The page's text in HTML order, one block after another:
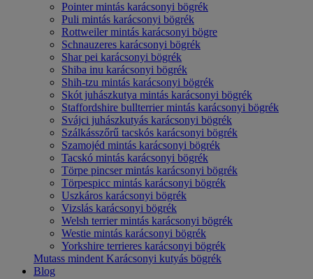
Pointer mintás karácsonyi bögrék
Puli mintás karácsonyi bögrék
Rottweiler mintás karácsonyi bögre
Schnauzeres karácsonyi bögrék
Shar pei karácsonyi bögrék
Shiba inu karácsonyi bögrék
Shih-tzu mintás karácsonyi bögrék
Skót juhászkutya mintás karácsonyi bögrék
Staffordshire bullterrier mintás karácsonyi bögrék
Svájci juhászkutyás karácsonyi bögrék
Szálkásszőrű tacskós karácsonyi bögrék
Szamojéd mintás karácsonyi bögrék
Tacskó mintás karácsonyi bögrék
Törpe pincser mintás karácsonyi bögrék
Törpespicc mintás karácsonyi bögrék
Uszkáros karácsonyi bögrék
Vizslás karácsonyi bögrék
Welsh terrier mintás karácsonyi bögrék
Westie mintás karácsonyi bögrék
Yorkshire terrieres karácsonyi bögrék
Mutass mindent Karácsonyi kutyás bögrék
Blog